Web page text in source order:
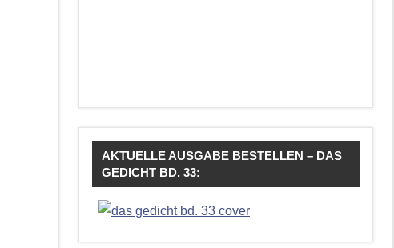
AKTUELLE AUSGABE BESTELLEN – DAS
GEDICHT BD. 33: